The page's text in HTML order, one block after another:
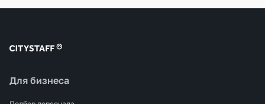
Для бизнеса